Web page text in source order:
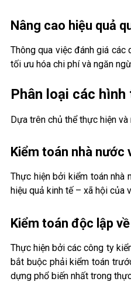
Nâng cao hiệu quả
Thông qua việc đánh giá
tối ưu hóa chi phí và ngăn
Phân loại các
Dựa trên chủ thể thực hiện
Kiểm toán nhà nước
Thực hiện bởi kiểm toán
hiệu quả kinh tế – xã hội của
Kiểm toán độc lập
Thực hiện bởi các công ty
bắt buộc phải kiểm toán
dựng phổ biến nhất trong